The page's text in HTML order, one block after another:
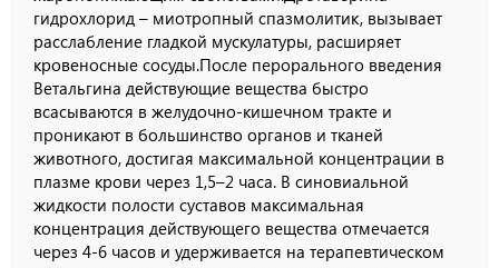
гидрохлорид – миотропный спазмолитик, вызывает
расслабление гладкой мускулатуры, расширяет
кровеносные сосуды.После перорального введения
Ветальгина действующие вещества быстро
всасываются в желудочно-кишечном тракте и
проникают в большинство органов и тканей
животного, достигая максимальной концентрации в
плазме крови через 1,5–2 часа. В синовиальной
жидкости полости суставов максимальная
концентрация действующего вещества отмечается
через 4-6 часов и удерживается на терапевтическом